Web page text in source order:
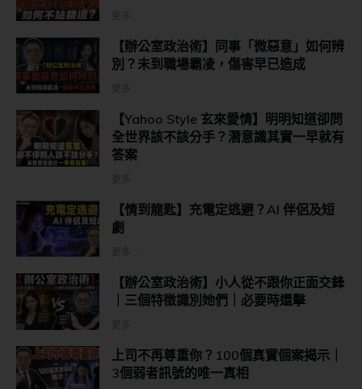
【辦公室政治術】同事「微惡意」如何辨
別？未到職場霸凌，傷害早已造成
【Yahoo Style 玄來愛情】明明知道卻問
全世界該不該分手？潛意識其實一早就有
答案
【情到龍匙】充電定逃避？AI 伴侶及短
劇
【辦公室政治術】小人從不跟你正面交鋒
｜三個特徵識別她們｜必要時還擊
上司不再尊重你？100個真實個案揭示｜
3個弱者訊號的唯一真相